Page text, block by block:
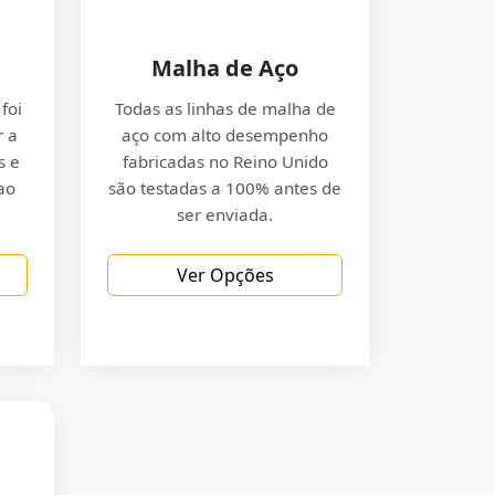
a
e
Malha de Aço
Todas as linhas de malha de
aço com alto desempenho
fabricadas no Reino Unido
são testadas a 100% antes de
ser enviada.
Ver Opções